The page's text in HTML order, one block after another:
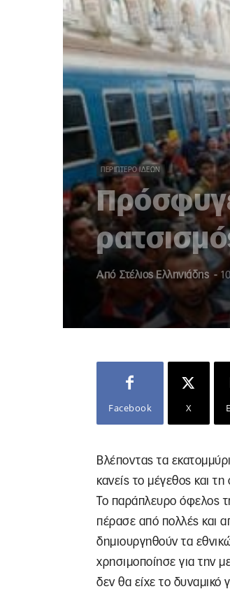
ΠΕΡΊΠΤΕΡΟ ΙΔΕΏΝ
Από Στέλιος Ελληνιάδης -
Facebook X
Βλέποντας τα
κανείς το μέγεθος και
Το παράπλευρο όφελος
πέρασε από πολλές και
δημιουργηθούν τα
χρησιμοποίησε για την
δεν θα είχε το δυναμικό